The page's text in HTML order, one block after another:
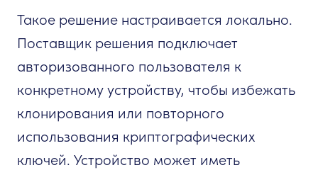
Такое решение настраивается локально.
Поставщик решения подключает
авторизованного пользователя к
конкретному устройству, чтобы избежать
клонирования или повторного
использования криптографических
ключей. Устройство может иметь